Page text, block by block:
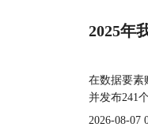
2025年
在数据要素
并发布241
2026-08-07